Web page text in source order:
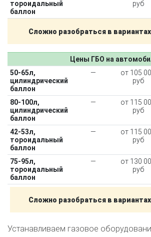
тороидальный
баллон
руб
Сложно разобраться в
Цены ГБО на
50-65л,
цилиндрический
баллон
—
от 105
руб
80-100л,
цилиндрический
баллон
—
от 115
руб
42-53л,
тороидальный
баллон
—
от 115
руб
75-95л,
тороидальный
баллон
—
от 130
руб
Сложно разобраться в
Устанавливаем газовое